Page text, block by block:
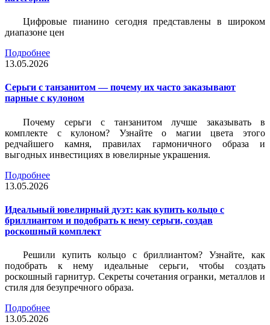
Цифровые пианино сегодня представлены в широком
диапазоне цен
Подробнее
13.05.2026
Серьги с танзанитом — почему их часто заказывают
парные с кулоном
Почему серьги с танзанитом лучше заказывать в
комплекте с кулоном? Узнайте о магии цвета этого
редчайшего камня, правилах гармоничного образа и
выгодных инвестициях в ювелирные украшения.
Подробнее
13.05.2026
Идеальный ювелирный дуэт: как купить кольцо с
бриллиантом и подобрать к нему серьги, создав
роскошный комплект
Решили купить кольцо с бриллиантом? Узнайте, как
подобрать к нему идеальные серьги, чтобы создать
роскошный гарнитур. Секреты сочетания огранки, металлов и
стиля для безупречного образа.
Подробнее
13.05.2026